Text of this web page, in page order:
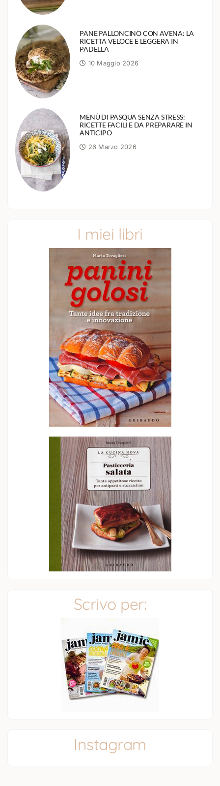
PANE PALLONCINO CON AVENA: LA
RICETTA VELOCE E LEGGERA IN
PADELLA
10 Maggio 2026
MENÙ DI PASQUA SENZA STRESS:
RICETTE FACILI E DA PREPARARE IN
ANTICIPO
26 Marzo 2026
I miei libri
Scrivo per:
Instagram